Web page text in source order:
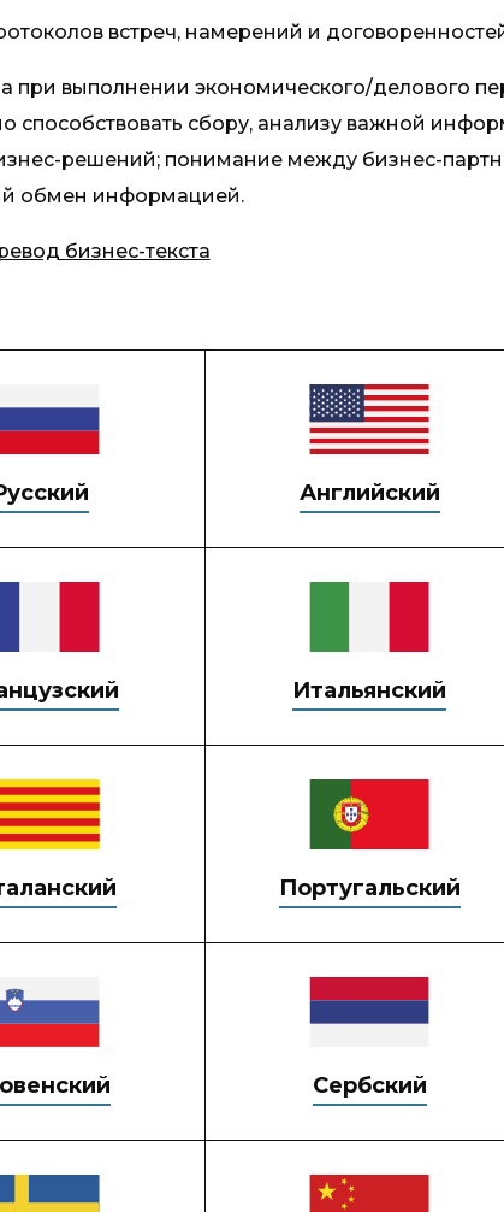
встреч, намерений и
при выполнении экономического/делового
способствовать сбору, анализу важной
решений; понимание между бизнес-
обмен информацией.
бизнес-текста
Английский
Итальянский
Португальский
Сербский